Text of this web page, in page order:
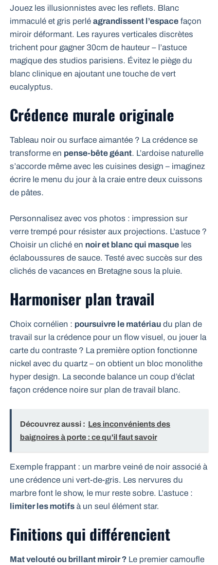
Jouez les illusionnistes avec les reflets. Blanc
immaculé et gris perlé agrandissent l’espace façon
miroir déformant. Les rayures verticales discrètes
trichent pour gagner 30cm de hauteur – l’astuce
magique des studios parisiens. Évitez le piège du
blanc clinique en ajoutant une touche de vert
eucalyptus.
Crédence murale originale
Tableau noir ou surface aimantée ? La crédence se
transforme en pense-bête géant. L’ardoise naturelle
s’accorde même avec les cuisines design – imaginez
écrire le menu du jour à la craie entre deux cuissons
de pâtes.
Personnalisez avec vos photos : impression sur
verre trempé pour résister aux projections. L’astuce ?
Choisir un cliché en noir et blanc qui masque les
éclaboussures de sauce. Testé avec succès sur des
clichés de vacances en Bretagne sous la pluie.
Harmoniser plan travail
Choix cornélien : poursuivre le matériau du plan de
travail sur la crédence pour un flow visuel, ou jouer la
carte du contraste ? La première option fonctionne
nickel avec du quartz – on obtient un bloc monolithe
hyper design. La seconde balance un coup d’éclat
façon crédence noire sur plan de travail blanc.
Découvrez aussi : Les inconvénients des
baignoires à porte : ce qu'il faut savoir
Exemple frappant : un marbre veiné de noir associé à
une crédence uni vert-de-gris. Les nervures du
marbre font le show, le mur reste sobre. L’astuce :
limiter les motifs à un seul élément star.
Finitions qui différencient
Mat velouté ou brillant miroir ? Le premier camoufle